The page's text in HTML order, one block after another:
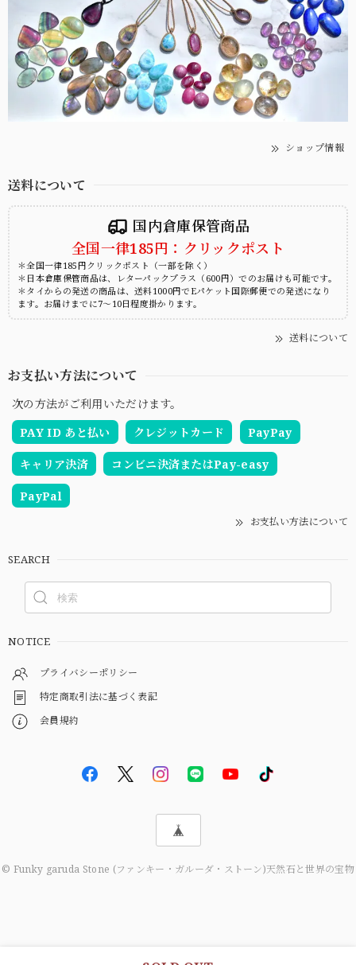
ショップ情報
送料について
国内倉庫保管商品
全国一律185円：クリックポスト
＊全国一律185円クリックポスト（一部を除く）
＊日本倉庫保管商品は、レターパックプラス（600円）でのお届けも可能です。
＊タイからの発送の商品は、送料1000円でEパケット国際郵便での発送になり
ます。お届けまでに7～10日程度掛かります。
送料について
お支払い方法について
次の方法がご利用いただけます。
PAY ID あと払い
クレジットカード PayPay
キャリア決済 コンビニ決済またはPay-easy
PayPal
お支払い方法について
SEARCH
NOTICE
プライバシーポリシー
特定商取引法に基づく表記
会員規約
© Funky garuda Stone (ファンキー・ガルーダ・ストーン)天然石と世界の宝物